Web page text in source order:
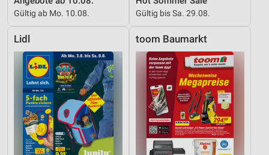
Gültig ab Mo. 10.08. Gültig bis Sa. 29.08.
Lidl toom Baumarkt